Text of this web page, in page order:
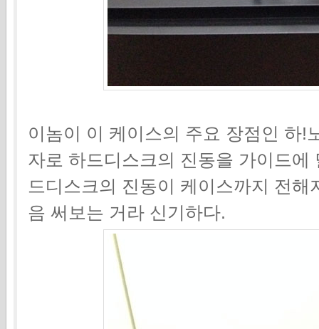
이놈이 이 케이스의 주요 장점인 하!
자로 하드디스크의 진동을 가이드
드디스크의 진동이 케이스까지 전
음 써보는 거라 신기하다.